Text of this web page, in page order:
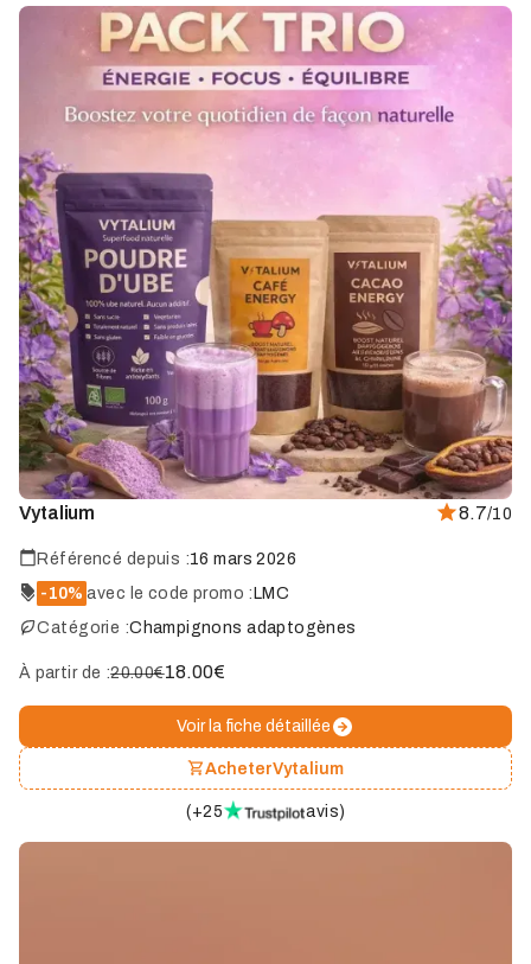
Vytalium 8.7/10
Référencé depuis :16 mars 2026
-10% avec le code promo :LMC
Catégorie :Champignons adaptogènes
À partir de :20.00€18.00€
Voir la fiche détaillée
AcheterVytalium
(+25 avis)